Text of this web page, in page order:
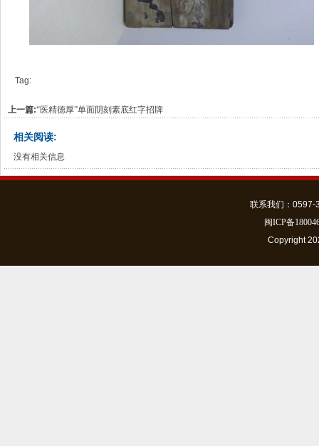
Tag:
上一篇:“医精德厚”单面阴刻素底红字招牌
相关阅读:
没有相关信息
联系我们：0597-
闽ICP备
Copyright